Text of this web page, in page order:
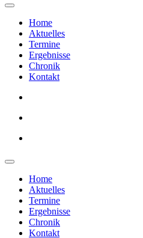
Home
Aktuelles
Termine
Ergebnisse
Chronik
Kontakt
Home
Aktuelles
Termine
Ergebnisse
Chronik
Kontakt